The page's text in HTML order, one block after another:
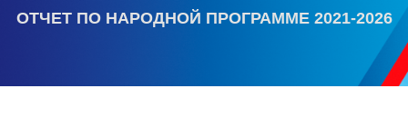
ОТЧЕТ ПО НАРОДНОЙ ПРОГРАММЕ 2021-2026